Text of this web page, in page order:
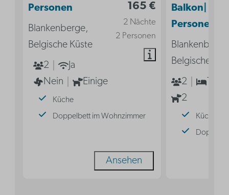
165 €
2 Nächte
2 Personen
Personen
Blankenberge,
Belgische Küste
2
Ja
Nein
Einige
Küche
Doppelbett im Wohnzimmer
Ansehen
Balkon| 2
Personen
Belgische
2
2
Küche